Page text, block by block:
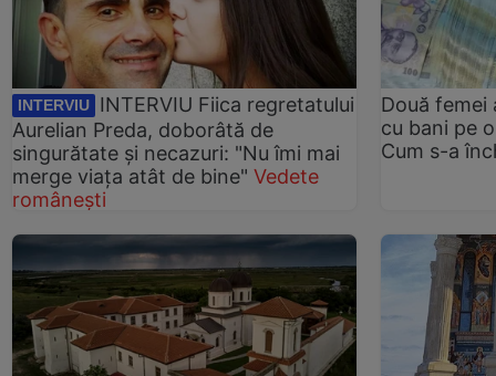
INTERVIU
INTERVIU Fiica regretatului
Aurelian Preda, doborâtă de
singurătate și necazuri: "Nu îmi mai
merge viața atât de bine" Vedete
românești
Două femei
cu bani pe
Cum s-a